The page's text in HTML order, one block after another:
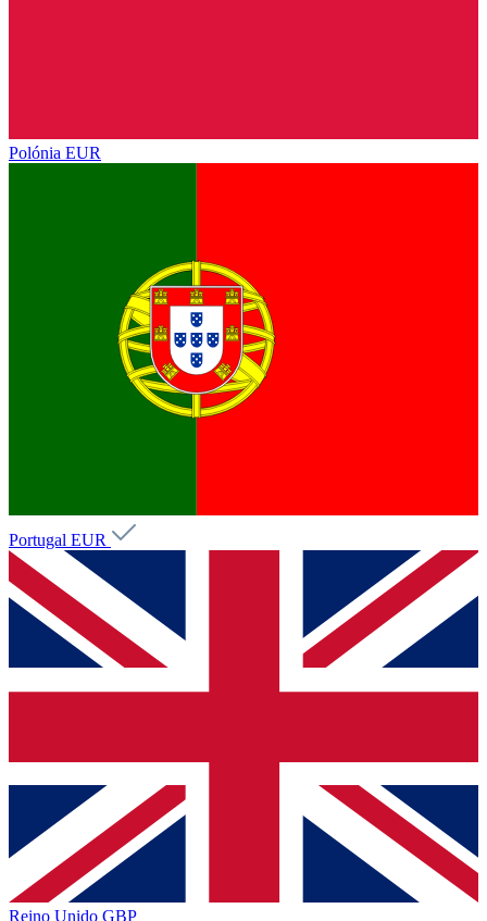
Polónia EUR
Portugal EUR
Reino Unido GBP